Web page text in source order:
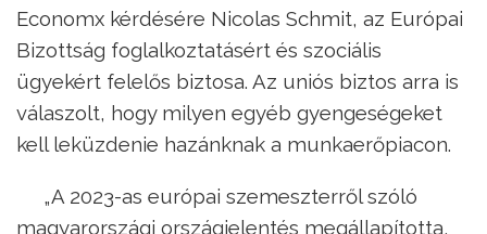
Economx kérdésére Nicolas Schmit, az Európai
Bizottság foglalkoztatásért és szociális
ügyekért felelős biztosa. Az uniós biztos arra is
válaszolt, hogy milyen egyéb gyengeségeket
kell leküzdenie hazánknak a munkaerőpiacon.
„A 2023-as európai szemeszterről szóló
magyarországi országjelentés megállapította,